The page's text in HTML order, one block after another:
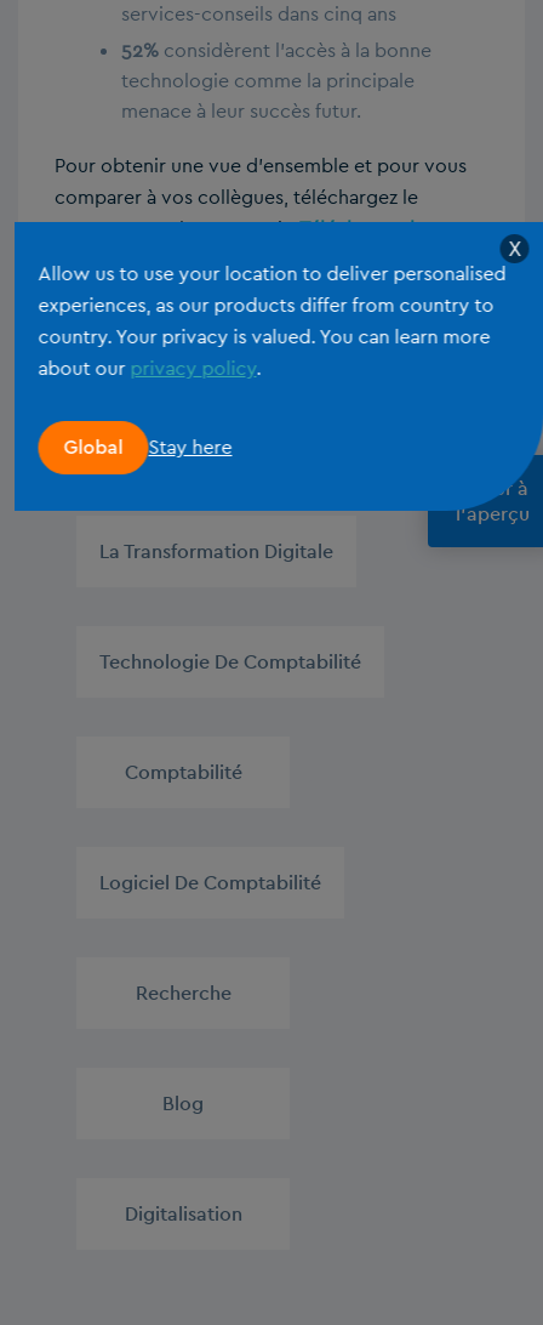
services-conseils dans cinq ans
52% considèrent l’accès à la bonne
technologie comme la principale
menace à leur succès futur.
Pour obtenir une vue d’ensemble et pour vous
comparer à vos collègues, téléchargez le
rapport complet et gratuit.Télécharger le
rapport de recherche.
TOPICS:
La Transformation Digitale
Technologie De Comptabilité
Comptabilité
Logiciel De Comptabilité
Recherche
Blog
Digitalisation
retour à
l'aperçu
X
Allow us to use your location to deliver personalised
experiences, as our products differ from country to
country. Your privacy is valued. You can learn more
about our privacy policy.
Global Stay here